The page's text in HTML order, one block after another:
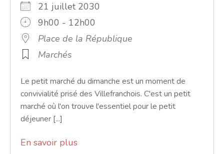
21 juillet 2030
9h00 - 12h00
Place de la République
Marchés
Le petit marché du dimanche est un moment de
convivialité prisé des Villefranchois. C'est un petit
marché où l'on trouve l'essentiel pour le petit
déjeuner [...]
En savoir plus